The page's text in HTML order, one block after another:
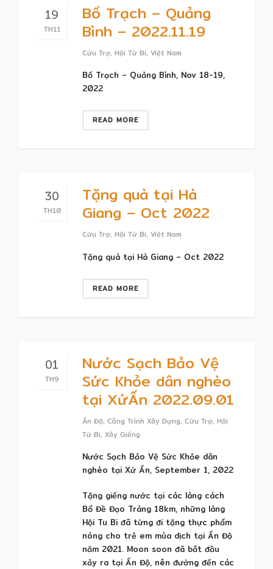
19
TH11
Bố Trạch – Quảng
Bình – 2022.11.19
Cứu Trợ, Hội Từ Bi, Việt Nam
Bố Trạch – Quảng Bình, Nov 18-19,
2022
READ MORE
30
TH10
Tặng quà tại Hà
Giang – Oct 2022
Cứu Trợ, Hội Từ Bi, Việt Nam
Tặng quà tại Hà Giang – Oct 2022
READ MORE
01
TH9
Nước Sạch Bảo Vệ
Sức Khỏe dân nghèo
tại XứẤn 2022.09.01
Ấn Độ, Công Trình Xây Dựng, Cứu Trợ, Hội
Từ Bi, Xây Giếng
Nước Sạch Bảo Vệ Sức Khỏe dân
nghèo tại Xứ Ấn, September 1, 2022
Tặng giếng nước tại các làng cách
Bổ Đề Đạo Tràng 18km, những làng
Hội Tu Bi đã từng đi tặng thực phẩm
nóng cho trẻ em mùa dịch tại Ấn Độ
năm 2021. Moon soon đã bắt đầu
xảy ra tại Ấn Độ, nên đường đến các